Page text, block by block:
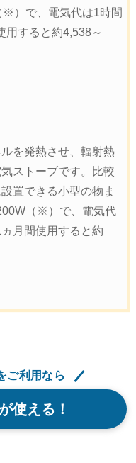
※）で、電気代は1時間
用すると約4,538～
を発熱させ、輻射熱
ストーブです。比較
置できる小型の物ま
（※）で、電気代
月間使用すると約
ご利用なら
使える！